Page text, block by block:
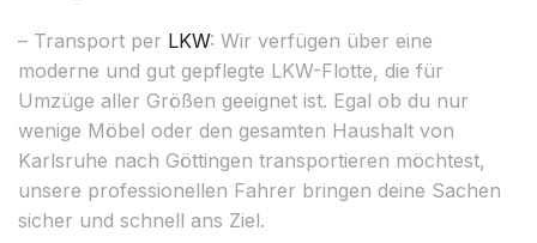
– Transport per LKW: Wir verfügen über eine
moderne und gut gepflegte LKW-Flotte, die für
Umzüge aller Größen geeignet ist. Egal ob du nur
wenige Möbel oder den gesamten Haushalt von
Karlsruhe nach Göttingen transportieren möchtest,
unsere professionellen Fahrer bringen deine Sachen
sicher und schnell ans Ziel.